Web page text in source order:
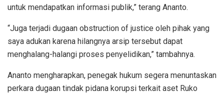
untuk mendapatkan informasi publik,” terang Ananto.
“Juga terjadi dugaan obstruction of justice oleh pihak yang
saya adukan karena hilangnya arsip tersebut dapat
menghalang-halangi proses penyelidikan,” tambahnya.
Ananto mengharapkan, penegak hukum segera menuntaskan
perkara dugaan tindak pidana korupsi terkait aset Ruko